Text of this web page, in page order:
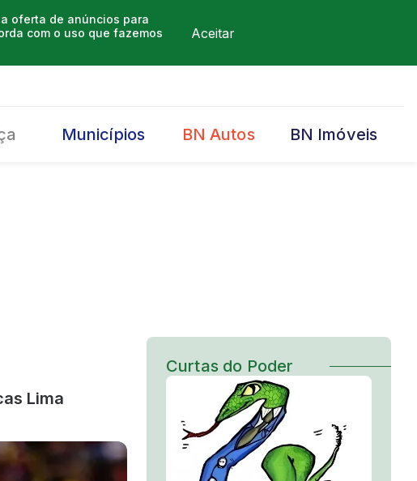
oferta de anúncios para
com o uso que fazemos
Aceitar
Municípios BN Autos BN Imóveis
Lima
Curtas do Poder